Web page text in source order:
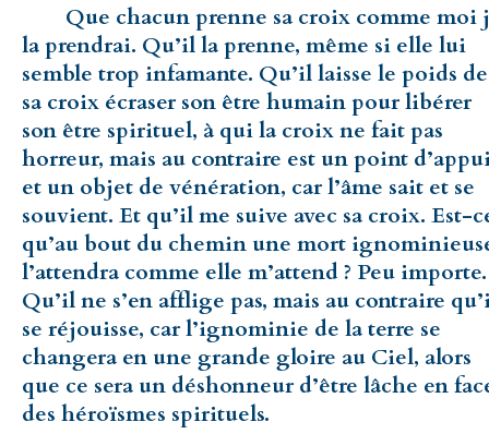
Que chacun prenne sa croix comme moi
la prendrai. Qu’il la prenne, même si elle lui
semble trop infamante. Qu’il laisse le poids de
sa croix écraser son être humain pour libérer
son être spirituel, à qui la croix ne fait pas
horreur, mais au contraire est un point
et un objet de vénération, car l’âme sait et se
souvient. Et qu’il me suive avec sa croix. Est-
qu’au bout du chemin une mort
l’attendra comme elle m’attend ? Peu importe.
Qu’il ne s’en afflige pas, mais au contraire
se réjouisse, car l’ignominie de la terre se
changera en une grande gloire au Ciel, alors
que ce sera un déshonneur d’être lâche en
des héroïsmes spirituels.